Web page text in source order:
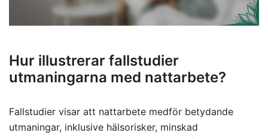
Hur illustrerar fallstudier
utmaningarna med nattarbete?
Fallstudier visar att nattarbete medför betydande
utmaningar, inklusive hälsorisker, minskad